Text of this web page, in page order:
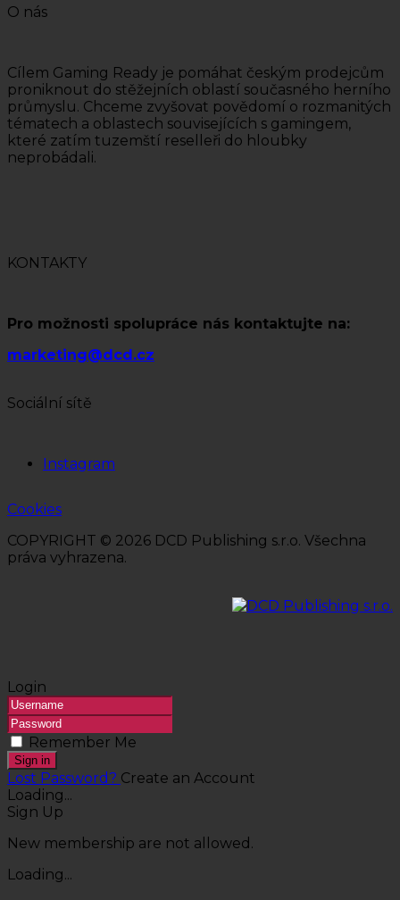
O nás
Cílem Gaming Ready je pomáhat českým prodejcům
proniknout do stěžejních oblastí současného herního
průmyslu. Chceme zvyšovat povědomí o rozmanitých
tématech a oblastech souvisejících s gamingem,
které zatím tuzemští reselleři do hloubky
neprobádali.
KONTAKTY
Pro možnosti spolupráce nás kontaktujte na:
marketing@dcd.cz
Sociální sítě
Instagram
Cookies
COPYRIGHT © 2026 DCD Publishing s.r.o. Všechna
práva vyhrazena.
Login
Remember Me
Sign in
Lost Password? Create an Account
Loading...
Sign Up
New membership are not allowed.
Loading...